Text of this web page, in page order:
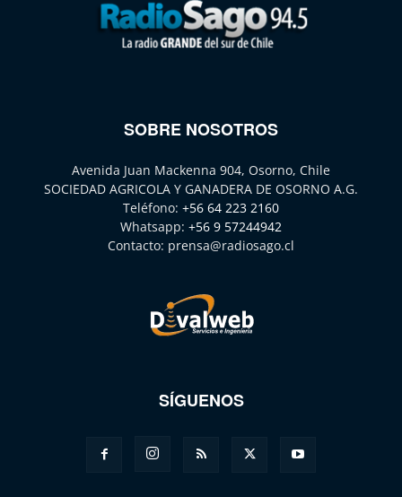
SOBRE NOSOTROS
Avenida Juan Mackenna 904, Osorno, Chile
SOCIEDAD AGRICOLA Y GANADERA DE OSORNO A.G.
Teléfono: +56 64 223 2160
Whatsapp: +56 9 57244942
Contacto: prensa@radiosago.cl
SÍGUENOS